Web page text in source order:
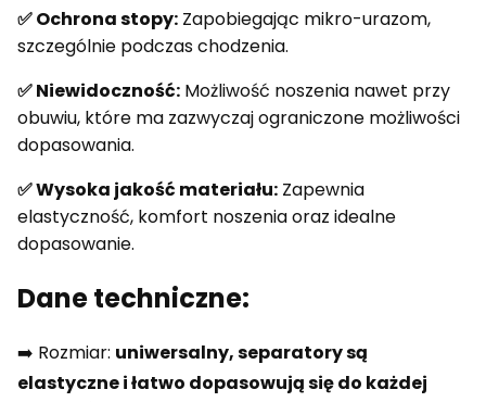
✅Ochrona stopy: Zapobiegając mikro-urazom,
szczególnie podczas chodzenia.
✅Niewidoczność: Możliwość noszenia nawet przy
obuwiu, które ma zazwyczaj ograniczone możliwości
dopasowania.
✅Wysoka jakość materiału: Zapewnia
elastyczność, komfort noszenia oraz idealne
dopasowanie.
Dane techniczne:
➡️ Rozmiar: uniwersalny, separatory są
elastyczne i łatwo dopasowują się do każdej